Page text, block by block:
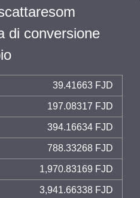
di conversione
39.41663 FJD
197.08317 FJD
394.16634 FJD
788.33268 FJD
1,970.83169 FJD
3,941.66338 FJD